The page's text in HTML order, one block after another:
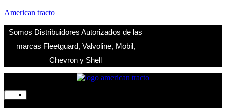
American tracto
Somos Distribuidores Autorizados de las
marcas Fleetguard, Valvoline, Mobil,
Chevron y Shell